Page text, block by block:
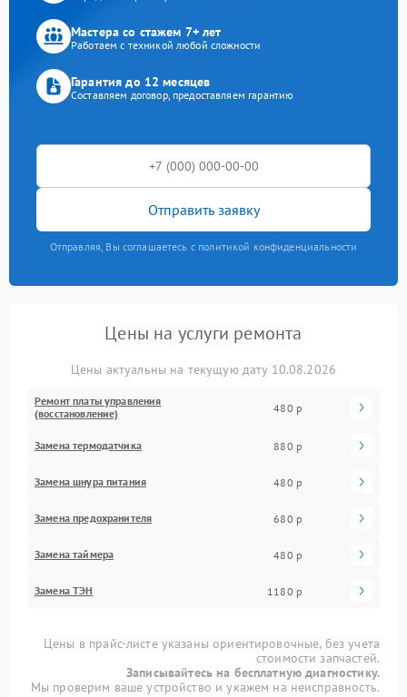
Мастера со стажем 7+ лет
Работаем с техникой любой сложности
Гарантия до 12 месяцев
Составляем договор, предоставляем гарантию
Отправить заявку
Отправляя, Вы соглашаетесь с политикой конфиденциальности
Цены на услуги ремонта
Цены актуальны на текущую дату 10.08.2026
Ремонт платы управления
(восстановление)
480 р
Замена термодатчика 880 р
Замена шнура питания 480 р
Замена предохранителя 680 р
Замена таймера 480 р
Замена ТЭН 1180 р
Цены в прайс-листе указаны ориентировочные, без учета
стоимости запчастей.
Записывайтесь на бесплатную диагностику.
Мы проверим ваше устройство и укажем на неисправность.